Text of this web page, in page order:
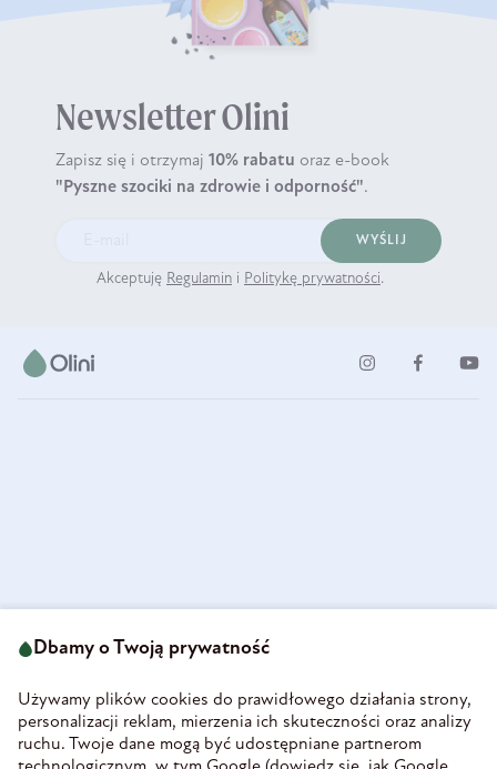
Newsletter Olini
Zapisz się i otrzymaj 10% rabatu oraz e-book
"Pyszne szociki na zdrowie i odporność".
WYŚLIJ
Akceptuję Regulamin i Politykę prywatności.
58-160 Świebodzice
REGON 890213034
INFORMACJE
Dbamy o Twoją prywatność
Używamy plików cookies do prawidłowego działania strony,
personalizacji reklam, mierzenia ich skuteczności oraz analizy
ruchu. Twoje dane mogą być udostępniane partnerom